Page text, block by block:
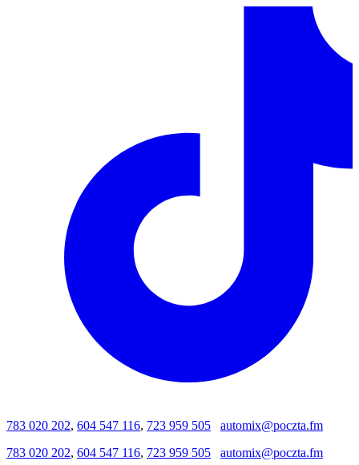
783 020 202, 604 547 116, 723 959 505
automix@poczta.fm
783 020 202, 604 547 116, 723 959 505
automix@poczta.fm